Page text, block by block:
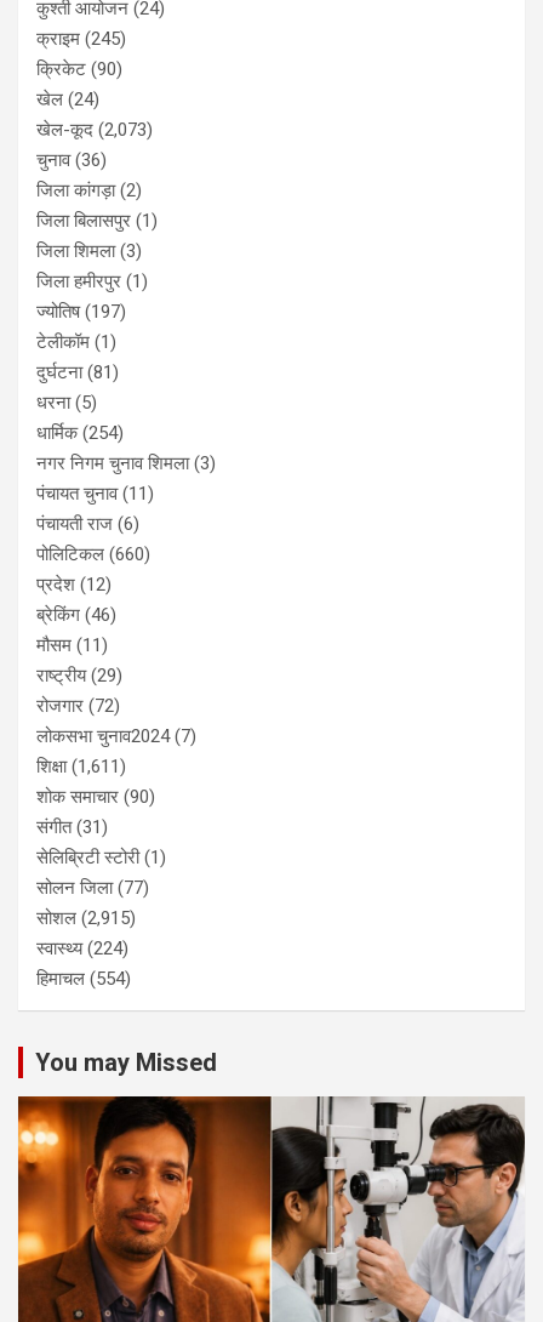
कुश्ती आयोजन (24)
क्राइम (245)
क्रिकेट (90)
खेल (24)
खेल-कूद (2,073)
चुनाव(36)
जिला कांगड़ा(2)
जिला बिलासपुर (1)
जिला शिमला(3)
जिला हमीरपुर (1)
ज्योतिष(197)
टेलीकॉम (1)
दुर्घटना(81)
धरना(5)
धार्मिक(254)
नगर निगम चुनाव शिमला(3)
पंचायत चुनाव(11)
पंचायती राज (6)
पोलिटिकल (660)
प्रदेश (12)
ब्रेकिंग (46)
मौसम (11)
राष्ट्रीय(29)
रोजगार (72)
लोकसभा चुनाव2024(7)
शिक्षा(1,611)
शोक समाचार (90)
संगीत(31)
सेलिब्रिटी स्टोरी(1)
सोलन जिला(77)
सोशल (2,915)
स्वास्थ्य(224)
हिमाचल (554)
You may Missed